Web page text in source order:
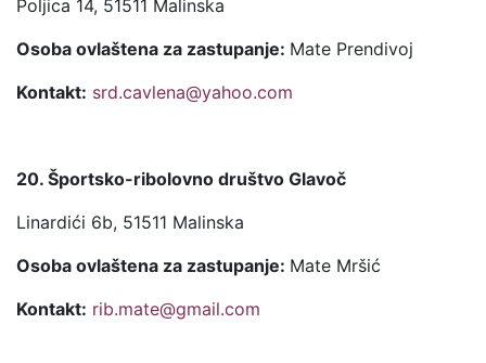
Poljica 14, 51511 Malinska
Osoba ovlaštena za zastupanje: Mate Prendivoj
Kontakt: srd.cavlena@yahoo.com
20. Športsko-ribolovno društvo Glavoč
Linardići 6b, 51511 Malinska
Osoba ovlaštena za zastupanje: Mate Mršić
Kontakt: rib.mate@gmail.com